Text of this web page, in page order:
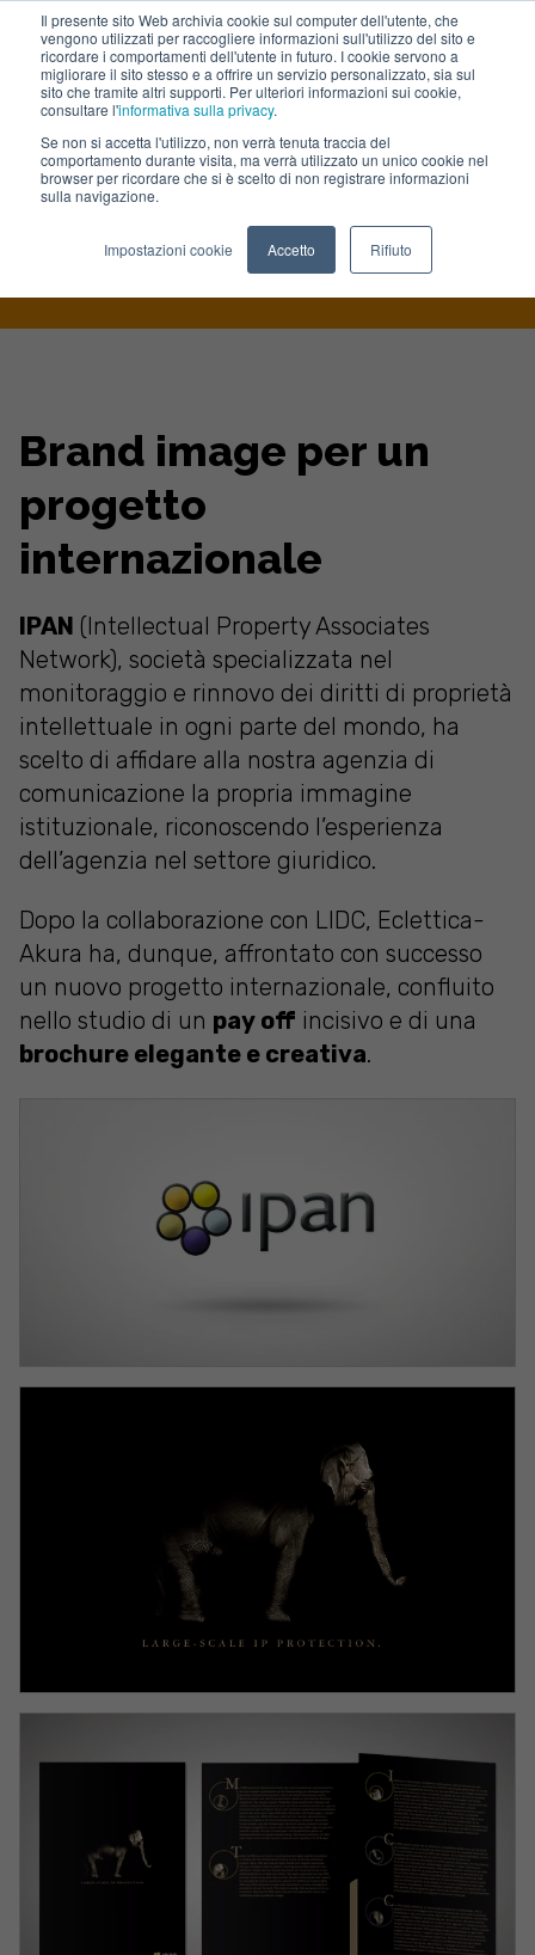
Il presente sito Web archivia cookie sul computer dell'utente, che
vengono utilizzati per raccogliere informazioni sull'utilizzo del sito e
ricordare i comportamenti dell'utente in futuro. I cookie servono a
migliorare il sito stesso e a offrire un servizio personalizzato, sia sul
sito che tramite altri supporti. Per ulteriori informazioni sui cookie,
consultare l'informativa sulla privacy.
Se non si accetta l'utilizzo, non verrà tenuta traccia del
comportamento durante visita, ma verrà utilizzato un unico cookie nel
browser per ricordare che si è scelto di non registrare informazioni
sulla navigazione.
Impostazioni cookie Accetto Rifiuto
Lavora con noi
Brand Image Per Un Progetto Internazionale
Brand image per un
progetto
internazionale
IPAN (Intellectual Property Associates
Network), società specializzata nel
monitoraggio e rinnovo dei diritti di proprietà
intellettuale in ogni parte del mondo, ha
scelto di affidare alla nostra agenzia di
comunicazione la propria immagine
istituzionale, riconoscendo l’esperienza
dell’agenzia nel settore giuridico.
Dopo la collaborazione con LIDC, Eclettica-
Akura ha, dunque, affrontato con successo
un nuovo progetto internazionale, confluito
nello studio di un pay off incisivo e di una
brochure elegante e creativa.